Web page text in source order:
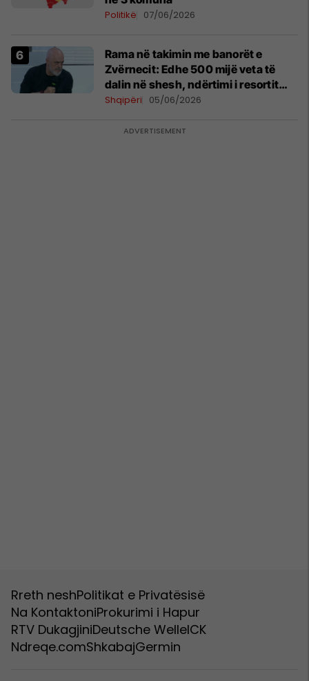
Politikë 07/06/2026
Rama në takimin me banorët e
Zvërnecit: Edhe 500 mijë veta të
dalin në shesh, ndërtimi i resortit
nuk anulohet
Shqipëri 05/06/2026
Rreth neshPolitikat e Privatësisë
Na KontaktoniProkurimi i Hapur
RTV DukagjiniDeutsche WelleICK
Ndreqe.comShkabajGermin